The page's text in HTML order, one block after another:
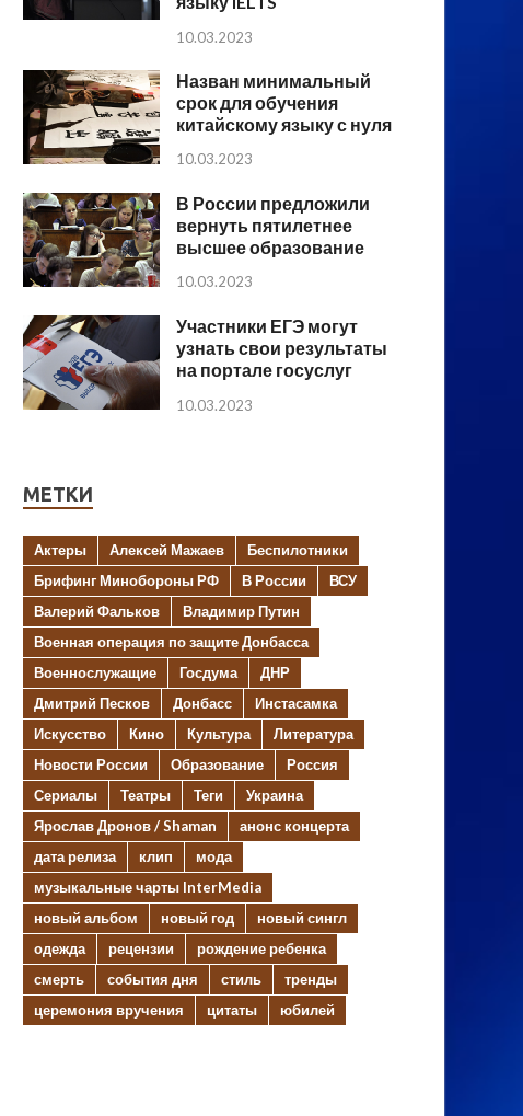
10.03.2023
Назван минимальный
срок для обучения
китайскому языку с нуля
10.03.2023
В России предложили
вернуть пятилетнее
высшее образование
10.03.2023
Участники ЕГЭ могут
узнать свои результаты
на портале госуслуг
10.03.2023
МЕТКИ
Актеры Алексей Мажаев
Беспилотники
Брифинг Минобороны РФ
В России
ВСУ
Валерий Фальков
Владимир Путин
Военная операция по защите Донбасса
Военнослужащие
Госдума
ДНР
Дмитрий Песков
Донбасс
Инстасамка
Искусство
Кино Культура
Литература
Новости России
Образование
Россия
Сериалы
Театры Теги
Украина
Ярослав Дронов / Shaman
анонс концерта
дата релиза
клип
мода
музыкальные чарты InterMedia
новый альбом
новый год
новый сингл
одежда
рецензии
рождение ребенка
смерть
события дня стиль
тренды
церемония вручения
цитаты юбилей